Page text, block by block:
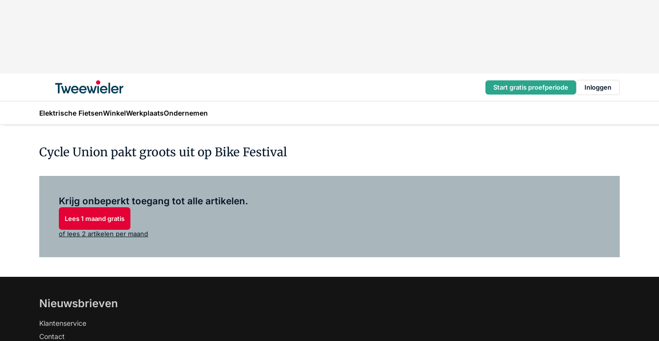
Start gratis proefperiode Inloggen
Elektrische FietsenWinkelWerkplaatsOndernemen
Cycle Union pakt groots uit op Bike Festival
Krijg onbeperkt toegang tot alle artikelen.
Lees 1 maand gratis
of lees 2 artikelen per maand
Nieuwsbrieven
Klantenservice
Contact